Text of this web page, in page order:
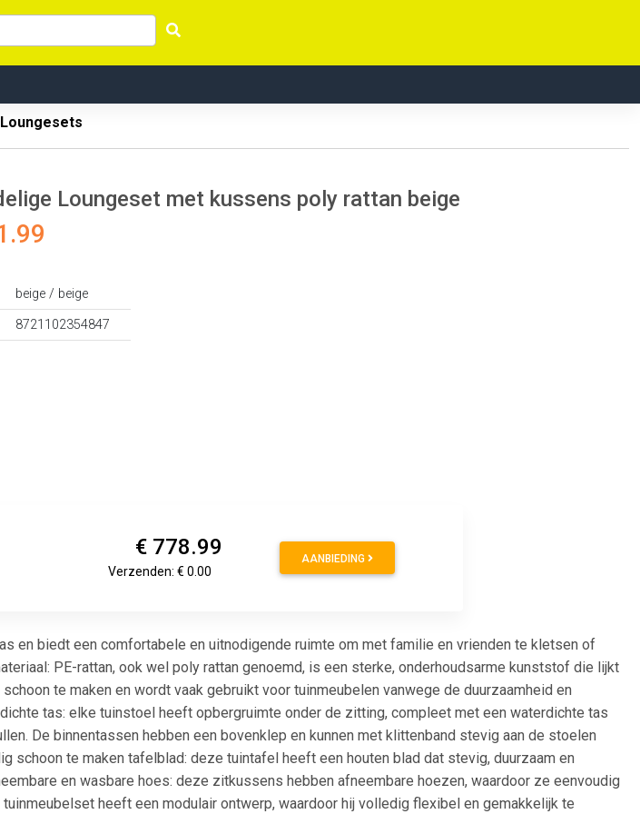
Loungesets
Loungeset met kussens poly rattan beige
beige / beige
8721102354847
€ 778.99
Verzenden: € 0.00
AANBIEDING
en biedt een comfortabele en uitnodigende ruimte om met familie en vrienden te kletsen of
PE-rattan, ook wel poly rattan genoemd, is een sterke, onderhoudsarme kunststof die lijkt
te maken en wordt vaak gebruikt voor tuinmeubelen vanwege de duurzaamheid en
tas: elke tuinstoel heeft opbergruimte onder de zitting, compleet met een waterdichte tas
De binnentassen hebben een bovenklep en kunnen met klittenband stevig aan de stoelen
schoon te maken tafelblad: deze tuintafel heeft een houten blad dat stevig, duurzaam en
en wasbare hoes: deze zitkussens hebben afneembare hoezen, waardoor ze eenvoudig
heeft een modulair ontwerp, waardoor hij volledig flexibel en gemakkelijk te